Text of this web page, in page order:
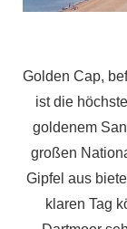
Golden Cap,
ist die
goldenem
großen
Gipfel aus
klaren Tag